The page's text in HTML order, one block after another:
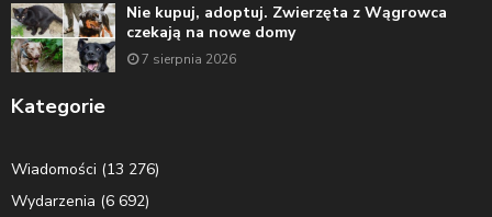
Nie kupuj, adoptuj. Zwierzęta z Wągrowca
czekają na nowe domy
7 sierpnia 2026
Kategorie
Wiadomości (13 276)
Wydarzenia (6 692)